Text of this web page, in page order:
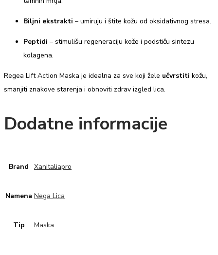
Biljni ekstrakti – umiruju i štite kožu od oksidativnog stresa.
Peptidi – stimulišu regeneraciju kože i podstiču sintezu
kolagena.
Regea Lift Action Maska je idealna za sve koji žele učvrstiti kožu,
smanjiti znakove starenja i obnoviti zdrav izgled lica.
Dodatne informacije
Brand Xanitaliapro
Namena Nega Lica
Tip Maska